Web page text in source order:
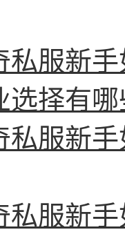
私服新
选择有
私服新
私服新